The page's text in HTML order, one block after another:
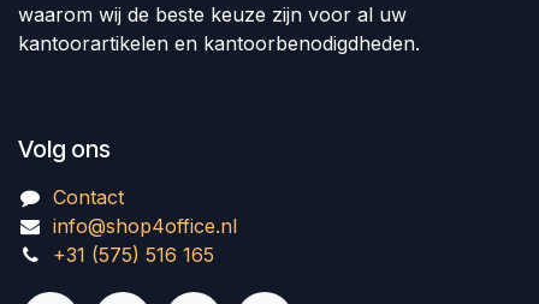
waarom wij de beste keuze zijn voor al uw
kantoorartikelen en kantoorbenodigdheden.
Volg ons
Contact
info@shop4office.nl
+31 (575) 516 165